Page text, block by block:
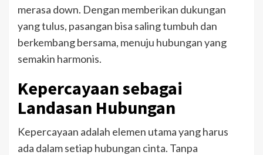
merasa down. Dengan memberikan dukungan
yang tulus, pasangan bisa saling tumbuh dan
berkembang bersama, menuju hubungan yang
semakin harmonis.
Kepercayaan sebagai
Landasan Hubungan
Kepercayaan adalah elemen utama yang harus
ada dalam setiap hubungan cinta. Tanpa